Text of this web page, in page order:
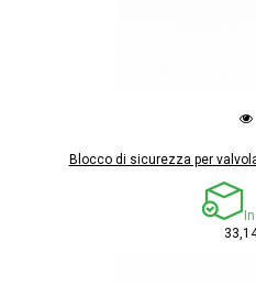
Blocco di sicurezza per